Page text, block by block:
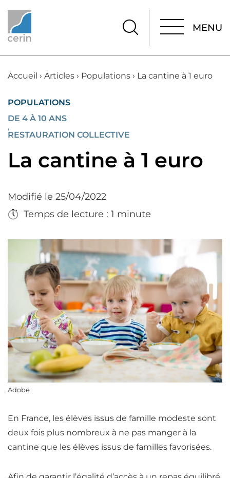
MENU
Accueil › Articles › Populations › La cantine à 1 euro
POPULATIONS
DE 4 À 10 ANS
,
RESTAURATION COLLECTIVE
La cantine à 1 euro
Modifié le 25/04/2022
Temps de lecture : 1 minute
Adobe
En France, les élèves issus de famille modeste sont
deux fois plus nombreux à ne pas manger à la
cantine que les élèves issus de familles favorisées.